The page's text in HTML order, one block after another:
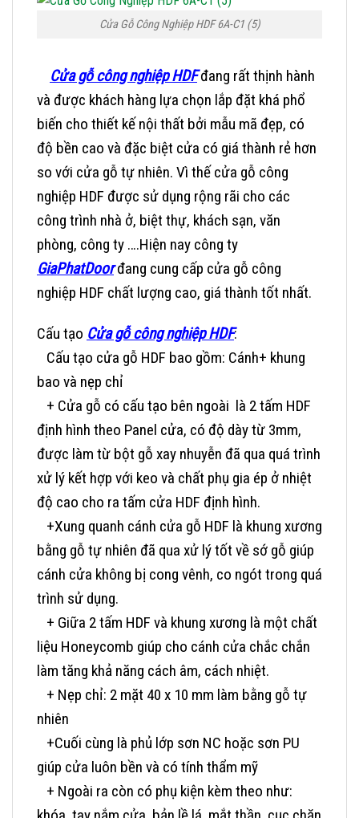
Cửa Gỗ Công Nghiệp HDF 6A-C1 (5)
Cửa gỗ công nghiệp HDFđang rất thịnh hành
và được khách hàng lựa chọn lắp đặt khá phổ
biến cho thiết kế nội thất bởi mẫu mã đẹp, có
độ bền cao và đặc biệt cửa có giá thành rẻ hơn
so với cửa gỗ tự nhiên. Vì thế cửa gỗ công
nghiệp HDF được sử dụng rộng rãi cho các
công trình nhà ở, biệt thự, khách sạn, văn
phòng, công ty ….Hiện nay công ty
GiaPhatDoorđang cung cấp cửa gỗ công
nghiệp HDF chất lượng cao, giá thành tốt nhất.
Cấu tạo Cửa gỗ công nghiệp HDF:
Cấu tạo cửa gỗ HDF bao gồm: Cánh+ khung
bao và nẹp chỉ
+ Cửa gỗ có cấu tạo bên ngoài là 2 tấm HDF
định hình theo Panel cửa, có độ dày từ 3mm,
được làm từ bột gỗ xay nhuyễn đã qua quá trình
xử lý kết hợp với keo và chất phụ gia ép ở nhiệt
độ cao cho ra tấm cửa HDF định hình.
+Xung quanh cánh cửa gỗ HDF là khung xương
bằng gỗ tự nhiên đã qua xử lý tốt về sớ gỗ giúp
cánh cửa không bị cong vênh, co ngót trong quá
trình sử dụng.
+ Giữa 2 tấm HDF và khung xương là một chất
liệu Honeycomb giúp cho cánh cửa chắc chắn
làm tăng khả năng cách âm, cách nhiệt.
+ Nẹp chỉ: 2 mặt 40 x 10 mm làm bằng gỗ tự
nhiên
+Cuối cùng là phủ lớp sơn NC hoặc sơn PU
giúp cửa luôn bền và có tính thẩm mỹ
+ Ngoài ra còn có phụ kiện kèm theo như: